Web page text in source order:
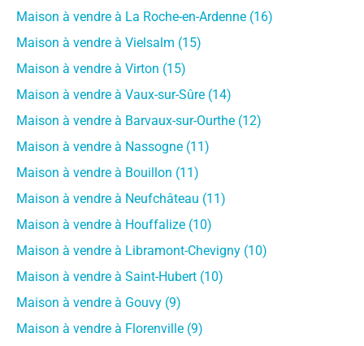
Maison à vendre à La Roche-en-Ardenne (16)
Maison à vendre à Vielsalm (15)
Maison à vendre à Virton (15)
Maison à vendre à Vaux-sur-Sûre (14)
Maison à vendre à Barvaux-sur-Ourthe (12)
Maison à vendre à Nassogne (11)
Maison à vendre à Bouillon (11)
Maison à vendre à Neufchâteau (11)
Maison à vendre à Houffalize (10)
Maison à vendre à Libramont-Chevigny (10)
Maison à vendre à Saint-Hubert (10)
Maison à vendre à Gouvy (9)
Maison à vendre à Florenville (9)